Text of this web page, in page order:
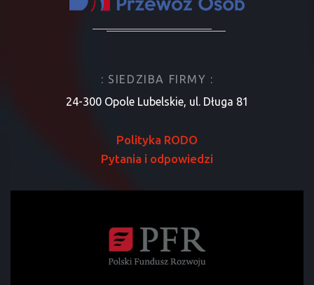
: SIEDZIBA FIRMY :
24-300 Opole Lubelskie, ul. Długa 81
Polityka RODO
Pytania i odpowiedzi